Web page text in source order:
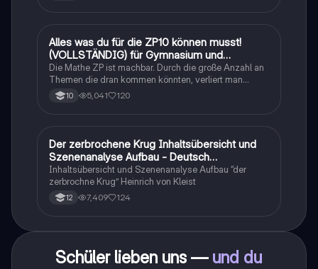
Mathe
Alles was du für die ZP10 können musst!
(VOLLSTÄNDIG) für Gymnasium und
Realschule
Die Mathe ZP ist machbar. Durch die große Anzahl an
Themen die dran kommen könnten, verliert man
schnell den Überblick. Also habe ich von den kleinsten
Themen bis hin zu den größten alles
10 5,041 120
Deutsch
Der zerbrochene Krug Inhaltsübersicht und
Szenenanalyse Aufbau - Deutsch
Q1/Q2/Abitur
Inhaltsübersicht und Szenenanalyse Aufbau “der
zerbrochne Krug” Heinrich von Kleist
12 7,409 124
Schüler lieben uns — und du